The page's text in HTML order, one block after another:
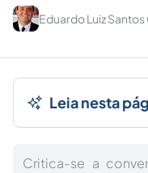
Eduardo Luiz
Leia nesta
Critica-se a